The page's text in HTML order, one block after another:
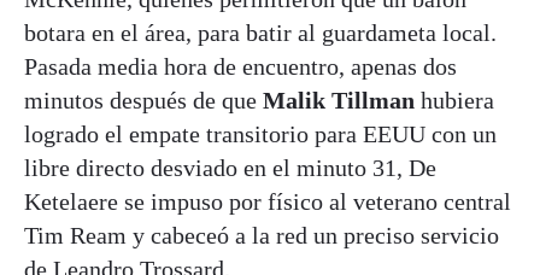
botara en el área, para batir al guardameta local.
Pasada media hora de encuentro, apenas dos
minutos después de que Malik Tillman hubiera
logrado el empate transitorio para EEUU con un
libre directo desviado en el minuto 31, De
Ketelaere se impuso por físico al veterano central
Tim Ream y cabeceó a la red un preciso servicio
de Leandro Trossard.